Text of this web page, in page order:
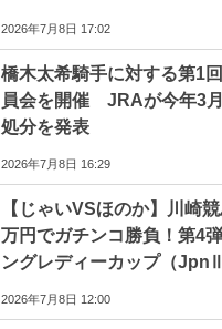
2026年7月8日 17:02
橋木太希騎手に対する第1
員会を開催 JRAが今年3
処分を発表
2026年7月8日 16:29
【じゃいVSほのか】川崎
万円でガチンコ勝負！第4
ングレディーカップ（
2026年7月8日 12:00